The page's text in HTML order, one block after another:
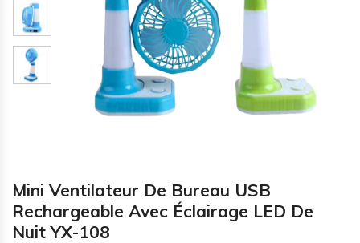
Mini Ventilateur De Bureau USB
Rechargeable Avec Éclairage LED De
Nuit YX-108